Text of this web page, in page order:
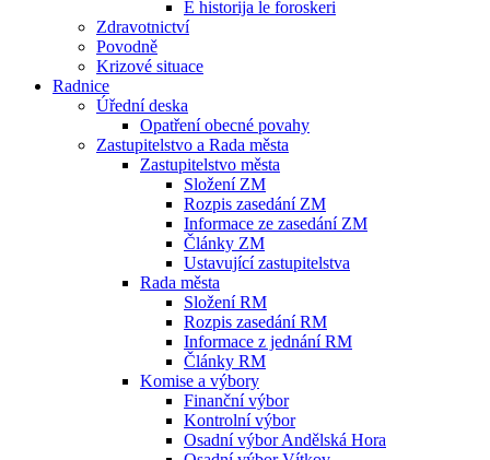
E historija le foroskeri
Zdravotnictví
Povodně
Krizové situace
Radnice
Úřední deska
Opatření obecné povahy
Zastupitelstvo a Rada města
Zastupitelstvo města
Složení ZM
Rozpis zasedání ZM
Informace ze zasedání ZM
Články ZM
Ustavující zastupitelstva
Rada města
Složení RM
Rozpis zasedání RM
Informace z jednání RM
Články RM
Komise a výbory
Finanční výbor
Kontrolní výbor
Osadní výbor Andělská Hora